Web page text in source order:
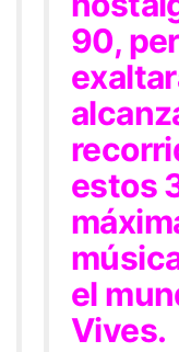
90,
estos
el
Vives.